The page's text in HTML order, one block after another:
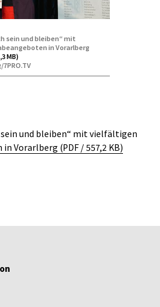
sein und bleiben“ mit
in Vorarlberg
MB)
sein und bleiben“ mit vielfältigen
Vorarlberg (PDF / 557,2 KB)